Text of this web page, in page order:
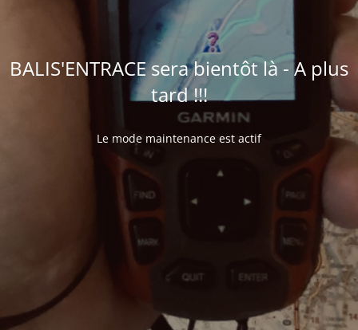
BALIS'ENTRACE sera bientôt là - A plus
tard !!!
Le mode maintenance est actif